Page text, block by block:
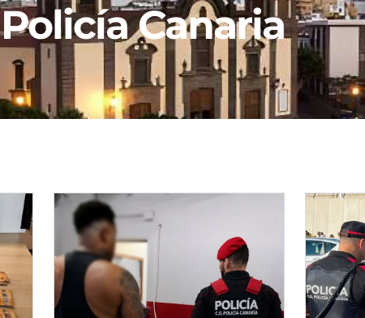
Policía Canaria